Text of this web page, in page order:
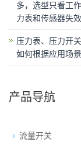
多，选型只看工
力表和传感器失效
压力表、压力开
如何根据应用场
产品导航
流量开关